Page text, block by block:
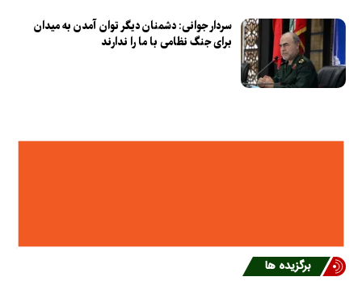
سردار جوانی: دشمنان دیگر توان آمدن به میدان
برای جنگ نظامی با ما را ندارند
برگزیده ها